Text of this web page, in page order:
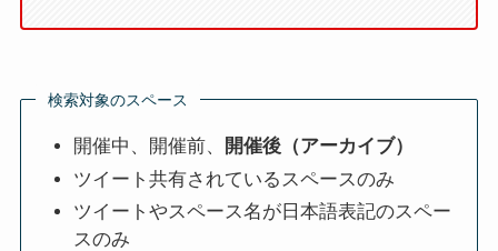
X(Twitter)のいいねをまとめ
て一括取り消し！おすすめ
の無料ツールや方法まとめ
自分のX(Twitter)アカウント
のURLをリンクで貼りつけ
る方法！コピーで簡単
検索対象のスペース
開催中、開催前、
開催後（アーカイブ）
ツイート共有されているスペースのみ
ツイートやスペース名が日本語表記のスペー
スのみ